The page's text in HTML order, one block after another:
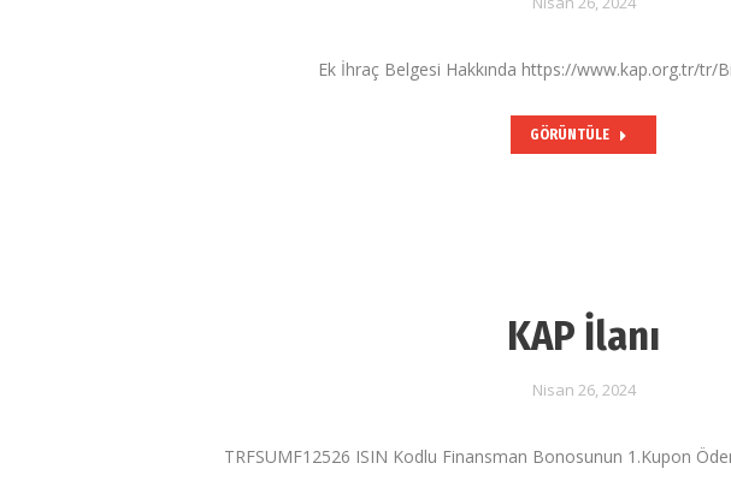
Ek İhraç Belgesi Hakkında https://www.kap.org.tr/tr/
GÖRÜNTÜLE
KAP İlanı
Nisan 26, 2024
TRFSUMF12526 ISIN Kodlu Finansman Bonosunun 1.Kupon